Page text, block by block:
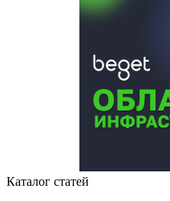
Каталог статей